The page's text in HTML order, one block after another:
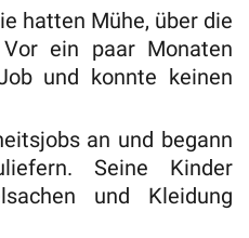
hatten Mühe, über die
ein paar Monaten
und konnte keinen
an und begann
Seine Kinder
und Kleidung